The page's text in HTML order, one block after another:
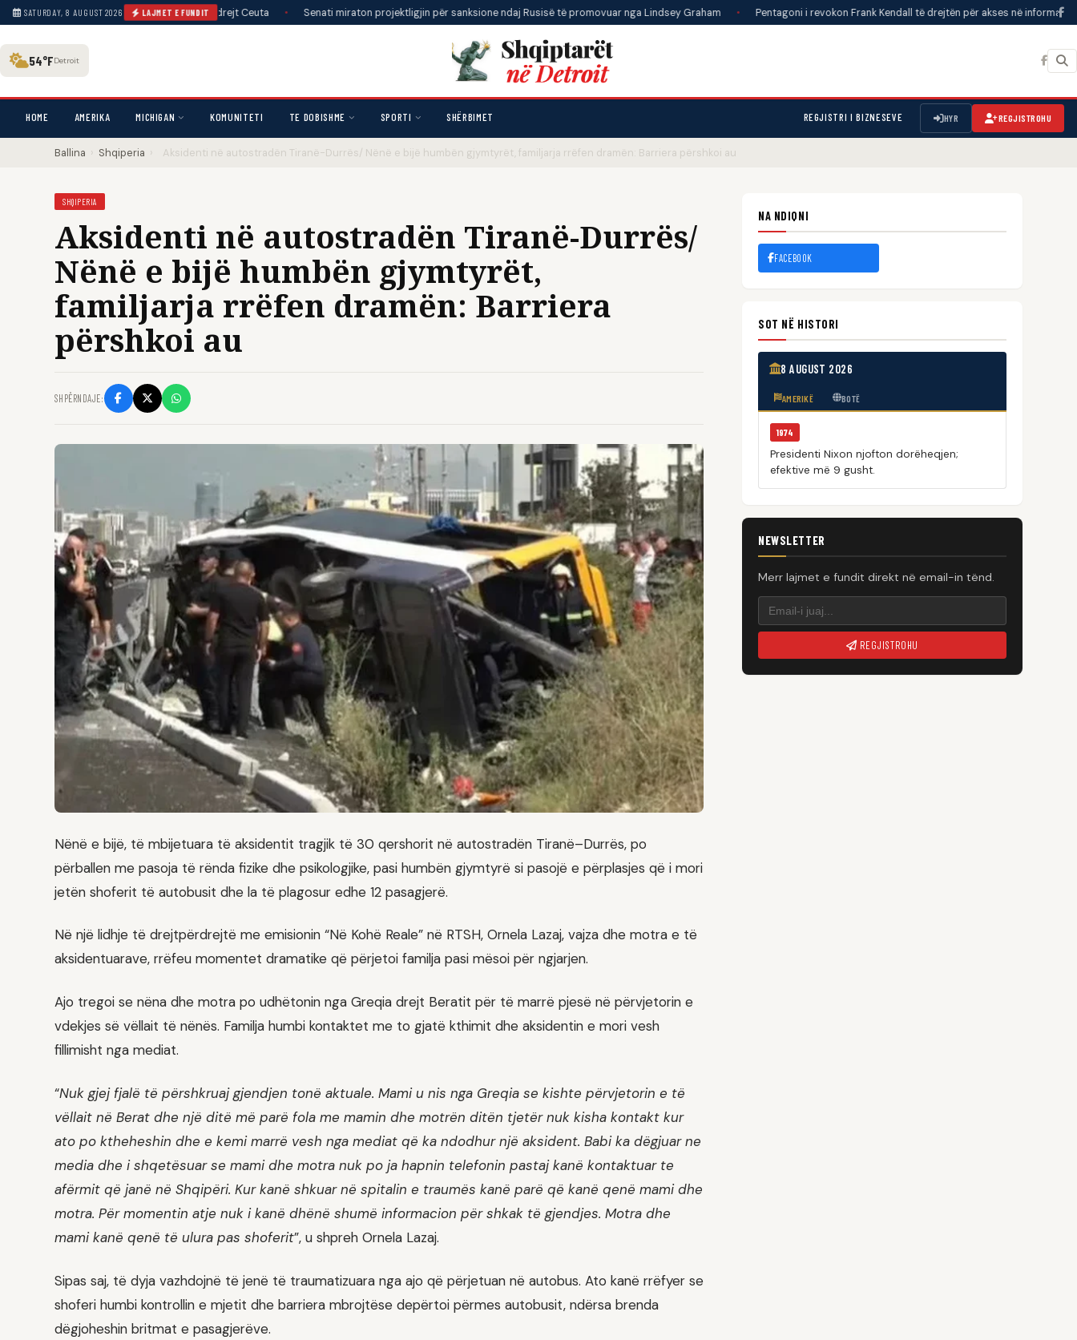
SATURDAY, 8 AUGUST 2026 LAJMET E FUNDIT
për një tjetër kalim masiv drejt Ceuta • Senati miraton projektligjin për sanksione ndaj Rusisë të promovuar nga Lindsey Graham • Pentagoni i revokon Frank Kendall të drejtën për akses në informacione të
54°FDetroit
HOME AMERIKA MICHIGAN KOMUNITETI TE DOBISHME SPORTI SHËRBIMET REGJISTRI I BIZNESEVE HYR REGJISTROHU
Ballina › Shqiperia › Aksidenti në autostradën Tiranë-Durrës/ Nënë e bijë humbën gjymtyrët, familjarja rrëfen dramën: Barriera përshkoi au
SHQIPERIA
Aksidenti në autostradën Tiranë-Durrës/
Nënë e bijë humbën gjymtyrët,
familjarja rrëfen dramën: Barriera
përshkoi au
SHPËRNDAJE:
Nënë e bijë, të mbijetuara të aksidentit tragjik të 30 qershorit në autostradën Tiranë–Durrës, po
përballen me pasoja të rënda fizike dhe psikologjike, pasi humbën gjymtyrë si pasojë e përplasjes që i mori
jetën shoferit të autobusit dhe la të plagosur edhe 12 pasagjerë.
Në një lidhje të drejtpërdrejtë me emisionin “Në Kohë Reale” në RTSH, Ornela Lazaj, vajza dhe motra e të
aksidentuarave, rrëfeu momentet dramatike që përjetoi familja pasi mësoi për ngjarjen.
Ajo tregoi se nëna dhe motra po udhëtonin nga Greqia drejt Beratit për të marrë pjesë në përvjetorin e
vdekjes së vëllait të nënës. Familja humbi kontaktet me to gjatë kthimit dhe aksidentin e mori vesh
fillimisht nga mediat.
“Nuk gjej fjalë të përshkruaj gjendjen tonë aktuale. Mami u nis nga Greqia se kishte përvjetorin e të
vëllait në Berat dhe një ditë më parë fola me mamin dhe motrën ditën tjetër nuk kisha kontakt kur
ato po ktheheshin dhe e kemi marrë vesh nga mediat që ka ndodhur një aksident. Babi ka dëgjuar ne
media dhe i shqetësuar se mami dhe motra nuk po ja hapnin telefonin pastaj kanë kontaktuar te
afërmit që janë në Shqipëri. Kur kanë shkuar në spitalin e traumës kanë parë që kanë qenë mami dhe
motra. Për momentin atje nuk i kanë dhënë shumë informacion për shkak të gjendjes. Motra dhe
mami kanë qenë të ulura pas shoferit”, u shpreh Ornela Lazaj.
Sipas saj, të dyja vazhdojnë të jenë të traumatizuara nga ajo që përjetuan në autobus. Ato kanë rrëfyer se
shoferi humbi kontrollin e mjetit dhe barriera mbrojtëse depërtoi përmes autobusit, ndërsa brenda
dëgjoheshin britmat e pasagjerëve.
NA NDIQNI
FACEBOOK
SOT NË HISTORI
8 AUGUST 2026
AMERIKË BOTË
1974
Presidenti Nixon njofton dorëheqjen;
efektive më 9 gusht.
NEWSLETTER
Merr lajmet e fundit direkt në email-in tënd.
REGJISTROHU